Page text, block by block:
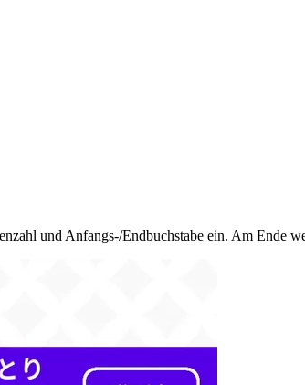
und Anfangs-/Endbuchstabe ein. Am Ende